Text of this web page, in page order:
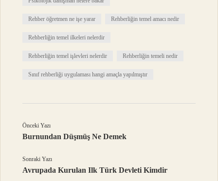
Rehber öğretmen ne işe yarar Rehberliğin temel amacı nedir
Rehberliğin temel ilkeleri nelerdir
Rehberliğin temel işlevleri nelerdir Rehberliğin temeli nedir
Sınıf rehberliği uygulaması hangi amaçla yapılmıştır
Önceki Yazı
Burnundan Düşmüş Ne Demek
Sonraki Yazı
Avrupada Kurulan Ilk Türk Devleti Kimdir